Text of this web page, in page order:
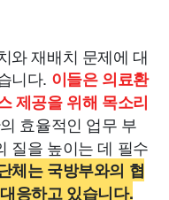
와 재배치 문제에 대
니다. 이들은 의료환
제공을 위해 목소리
효율적인 업무 부
질을 높이는 데 필수
체는 국방부와의 협
응하고 있습니다.